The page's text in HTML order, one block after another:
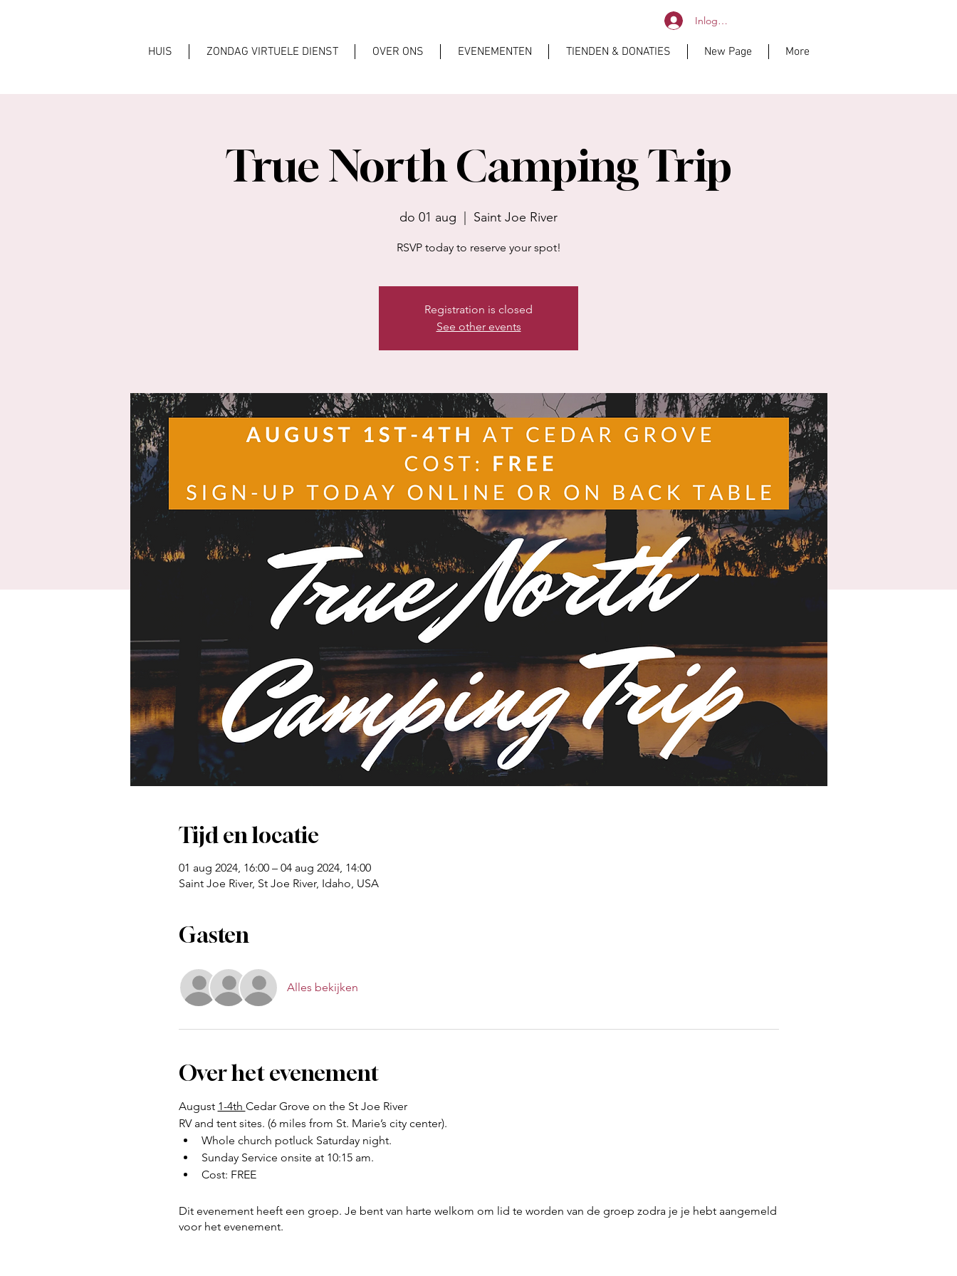
Inloggen
HUIS ZONDAG VIRTUELE DIENST OVER ONS EVENEMENTEN TIENDEN & DONATIES New Page More
True North Camping Trip
do 01 aug Saint Joe River
RSVP today to reserve your spot!
Registration is closed
See other events
Tijd en locatie
01 aug 2024, 16:00 – 04 aug 2024, 14:00
Saint Joe River, St Joe River, Idaho, USA
Gasten
Alles bekijken
Over het evenement
August 1-4th Cedar Grove on the St Joe River
RV and tent sites. (6 miles from St. Marie’s city center).
Whole church potluck Saturday night.
Sunday Service onsite at 10:15 am.
Cost: FREE
Dit evenement heeft een groep. Je bent van harte welkom om lid te worden van de groep zodra je je hebt aangemeld
voor het evenement.